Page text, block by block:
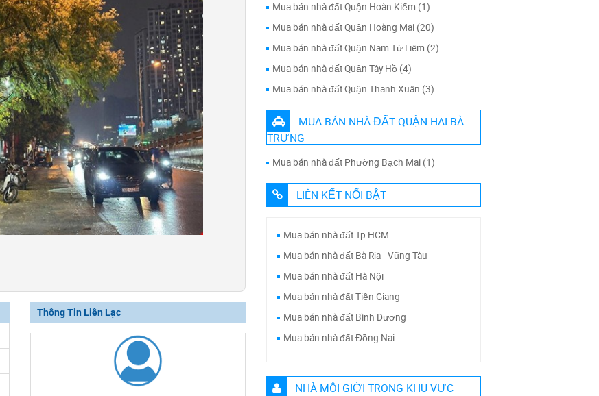
Thông Tin Liên Lạc
Mua bán nhà đất Quận Hoàn Kiếm (1)
Mua bán nhà đất Quận Hoàng Mai (20)
Mua bán nhà đất Quận Nam Từ Liêm (2)
Mua bán nhà đất Quận Tây Hồ (4)
Mua bán nhà đất Quận Thanh Xuân (3)
MUA BÁN NHÀ ĐẤT QUẬN HAI BÀ
TRƯNG
Mua bán nhà đất Phường Bạch Mai (1)
LIÊN KẾT NỔI BẬT
Mua bán nhà đất Tp HCM
Mua bán nhà đất Bà Rịa - Vũng Tàu
Mua bán nhà đất Hà Nội
Mua bán nhà đất Tiền Giang
Mua bán nhà đất Bình Dương
Mua bán nhà đất Đồng Nai
NHÀ MÔI GIỚI TRONG KHU VỰC